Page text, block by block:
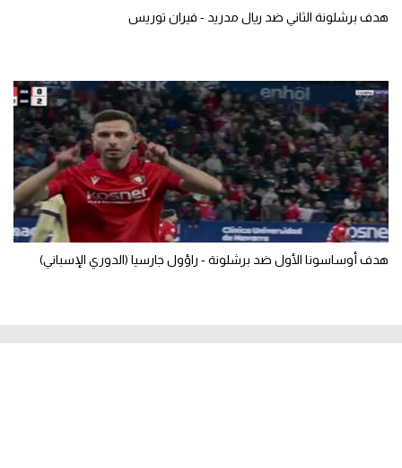
هدف برشلونة الثاني ضد ريال مدريد - فيران توريس
هدف أوساسونا الأول ضد برشلونة - راؤول جارسيا (الدوري الإسباني)